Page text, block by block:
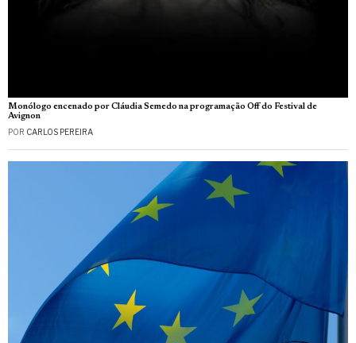
Monólogo encenado por Cláudia Semedo na programação Off do Festival de
Avignon
POR CARLOS PEREIRA